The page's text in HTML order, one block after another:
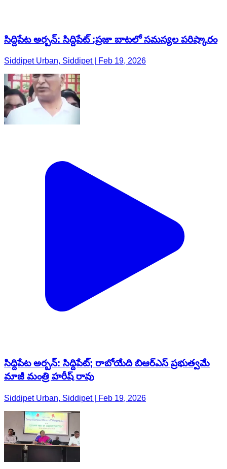
సిద్దిపేట అర్బన్: సిద్దిపేట్ :ప్రజా బాటలో సమస్యల పరిష్కారం
Siddipet Urban, Siddipet | Feb 19, 2026
సిద్దిపేట అర్బన్: సిద్దిపేట్; రాబోయేది బిఆర్ఎస్ ప్రభుత్వమే
మాజీ మంత్రి హరీష్ రావు
Siddipet Urban, Siddipet | Feb 19, 2026